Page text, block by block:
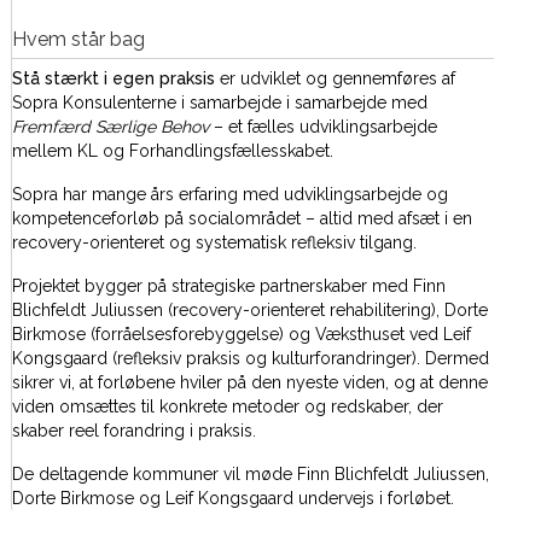
Hvem står bag
Stå stærkt i egen praksis er udviklet og gennemføres af
Sopra Konsulenterne i samarbejde i samarbejde med
Fremfærd Særlige Behov– et fælles udviklingsarbejde
mellem KL og Forhandlingsfællesskabet.
Sopra har mange års erfaring med udviklingsarbejde og
kompetenceforløb på socialområdet – altid med afsæt i en
recovery-orienteret og systematisk refleksiv tilgang.
Projektet bygger på strategiske partnerskaber med Finn
Blichfeldt Juliussen (recovery-orienteret rehabilitering), Dorte
Birkmose (forråelsesforebyggelse) og Væksthuset ved Leif
Kongsgaard (refleksiv praksis og kulturforandringer). Dermed
sikrer vi, at forløbene hviler på den nyeste viden, og at denne
viden omsættes til konkrete metoder og redskaber, der
skaber reel forandring i praksis.
De deltagende kommuner vil møde Finn Blichfeldt Juliussen,
Dorte Birkmose og Leif Kongsgaard undervejs i forløbet.